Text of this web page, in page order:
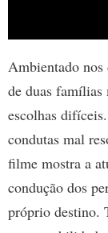
Ambientado nos
de duas famílias
escolhas
condutas mal
filme mostra a
condução dos
próprio destino.